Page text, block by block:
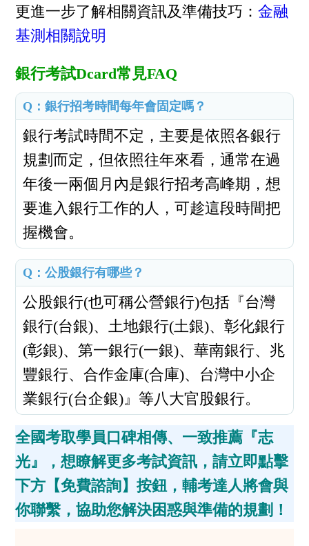
更進一步了解相關資訊及準備技巧：金融
基測相關說明
銀行考試Dcard常見FAQ
Q：銀行招考時間每年會固定嗎？
銀行考試時間不定，主要是依照各銀行
規劃而定，但依照往年來看，通常在過
年後一兩個月內是銀行招考高峰期，想
要進入銀行工作的人，可趁這段時間把
握機會。
Q：公股銀行有哪些？
公股銀行(也可稱公營銀行)包括『台灣
銀行(台銀)、土地銀行(土銀)、彰化銀行
(彰銀)、第一銀行(一銀)、華南銀行、兆
豐銀行、合作金庫(合庫)、台灣中小企
業銀行(台企銀)』等八大官股銀行。
全國考取學員口碑相傳、一致推薦『志
光』，想瞭解更多考試資訊，請立即點擊
下方【免費諮詢】按鈕，輔考達人將會與
你聯繫，協助您解決困惑與準備的規劃！